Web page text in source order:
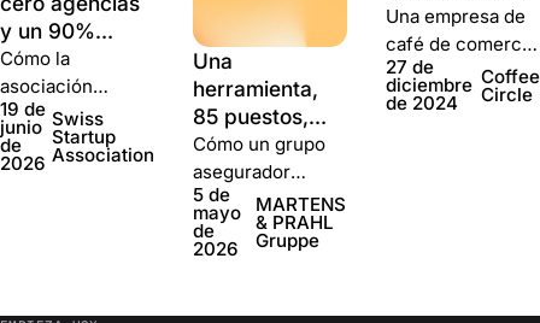
y un 90%
menos de
coste: así
formó su
equipo Swiss
Startup
Cómo la
asociación
nacional de
startups de Suiza
contrató a toda su
19 de
junio
de
2026
Swiss
Startup
Association
Una
herramienta,
85 puestos,
cero
candidatos
perdidos: cómo
MARTENS &
PRAHL rehízo
con Join
Cómo un grupo
asegurador
alemán de 90
oficinas pasó de
publicar puestos
cinco minutos y
5 de
mayo
de
2026
MARTENS
& PRAHL
Gruppe
talento durante
su crecimiento
Una empresa de
café de comercio
directo de Berlín
redujo a la mitad
27 de
diciembre
de 2024
Coffee
Circle